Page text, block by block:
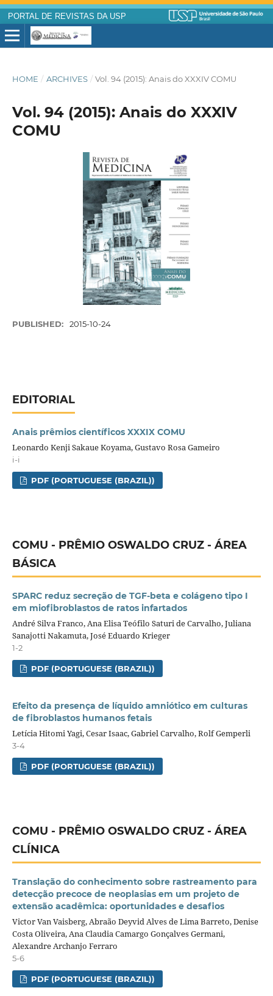
PORTAL DE REVISTAS DA USP
HOME / ARCHIVES / Vol. 94 (2015): Anais do XXXIV COMU
Vol. 94 (2015): Anais do XXXIV
COMU
PUBLISHED: 2015-10-24
EDITORIAL
Anais prêmios científicos XXXIX COMU
Leonardo Kenji Sakaue Koyama, Gustavo Rosa Gameiro
i-i
PDF (PORTUGUESE (BRAZIL))
COMU - PRÊMIO OSWALDO CRUZ - ÁREA
BÁSICA
SPARC reduz secreção de TGF-beta e colágeno tipo I
em miofibroblastos de ratos infartados
André Silva Franco, Ana Elisa Teófilo Saturi de Carvalho, Juliana
Sanajotti Nakamuta, José Eduardo Krieger
1-2
PDF (PORTUGUESE (BRAZIL))
Efeito da presença de líquido amniótico em culturas
de fibroblastos humanos fetais
Letícia Hitomi Yagi, Cesar Isaac, Gabriel Carvalho, Rolf Gemperli
3-4
PDF (PORTUGUESE (BRAZIL))
COMU - PRÊMIO OSWALDO CRUZ - ÁREA
CLÍNICA
Translação do conhecimento sobre rastreamento para
detecção precoce de neoplasias em um projeto de
extensão acadêmica: oportunidades e desafios
Victor Van Vaisberg, Abraão Deyvid Alves de Lima Barreto, Denise
Costa Oliveira, Ana Claudia Camargo Gonçalves Germani,
Alexandre Archanjo Ferraro
5-6
PDF (PORTUGUESE (BRAZIL))